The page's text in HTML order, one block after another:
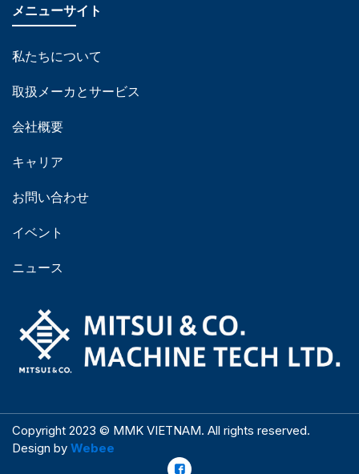
メニューサイト
私たちについて
取扱メーカとサービス
会社概要
キャリア
お問い合わせ
イベント
ニュース
Copyright 2023 © MMK VIETNAM. All rights reserved.
Design by Webee